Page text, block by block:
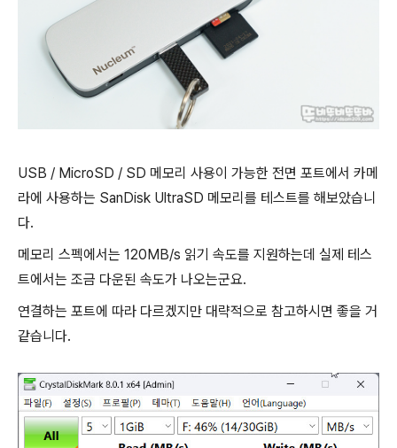
USB / MicroSD / SD 메모리 사용이 가능한 전면 포트에서 카메
라에 사용하는 SanDisk UltraSD 메모리를 테스트를 해보았습니
다.
메모리 스펙에서는 120MB/s 읽기 속도를 지원하는데 실제 테스
트에서는 조금 다운된 속도가 나오는군요.
연결하는 포트에 따라 다르겠지만 대략적으로 참고하시면 좋을 거
같습니다.